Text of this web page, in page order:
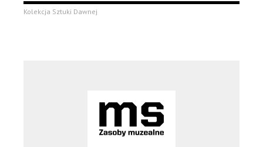
Kolekcja Sztuki Dawnej